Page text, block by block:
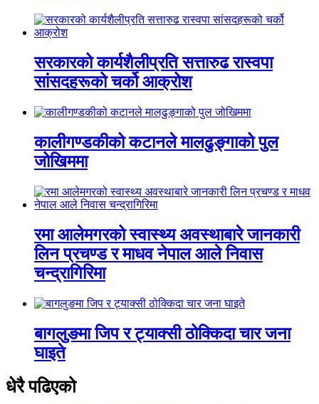
सरकारको कार्यशैलीप्रति सत्तारुढ रास्वपा
सांसदहरूको चर्को आक्रोश
कालीगण्डकीको कटानले मालढुङ्गाको पुल
जोखिममा
रमा आलेमगरको स्वास्थ्य अवस्थाबारे जानकारी
लिन प्रचण्ड र माधव नेपाल आले निवास
चन्द्रागिरिमा
बागलुङमा जिप र ट्याक्सी ठोक्किदा चार जना
घाइते
धेरै पढिएको